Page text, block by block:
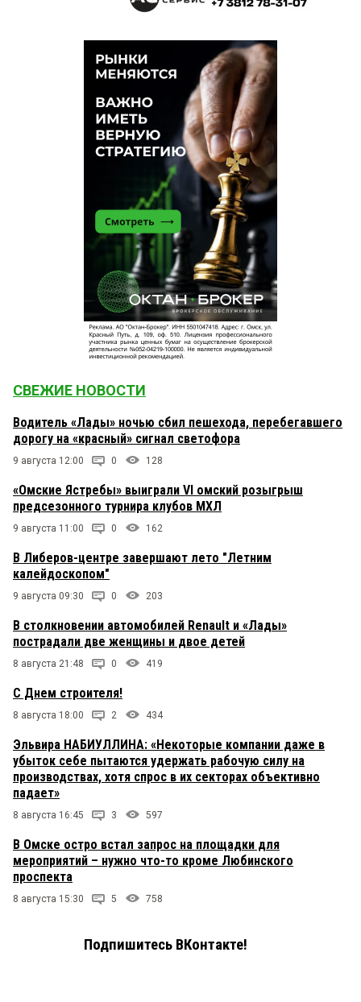
СВЕЖИЕ НОВОСТИ
Водитель «Лады» ночью сбил пешехода, перебегавшего
дорогу на «красный» сигнал светофора
9 августа 12:00 0 128
«Омские Ястребы» выиграли VI омский розыгрыш
предсезонного турнира клубов МХЛ
9 августа 11:00 0 162
В Либеров-центре завершают лето "Летним
калейдоскопом"
9 августа 09:30 0 203
В столкновении автомобилей Renault и «Лады»
пострадали две женщины и двое детей
8 августа 21:48 0 419
С Днем строителя!
8 августа 18:00 2 434
Эльвира НАБИУЛЛИНА: «Некоторые компании даже в
убыток себе пытаются удержать рабочую силу на
производствах, хотя спрос в их секторах объективно
падает»
8 августа 16:45 3 597
В Омске остро встал запрос на площадки для
мероприятий – нужно что-то кроме Любинского
проспекта
8 августа 15:30 5 758
Подпишитесь ВКонтакте!